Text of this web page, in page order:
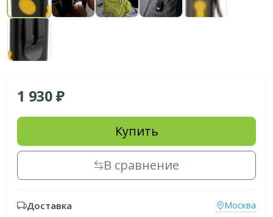
1 930
Купить
В сравнение
Доставка Москва